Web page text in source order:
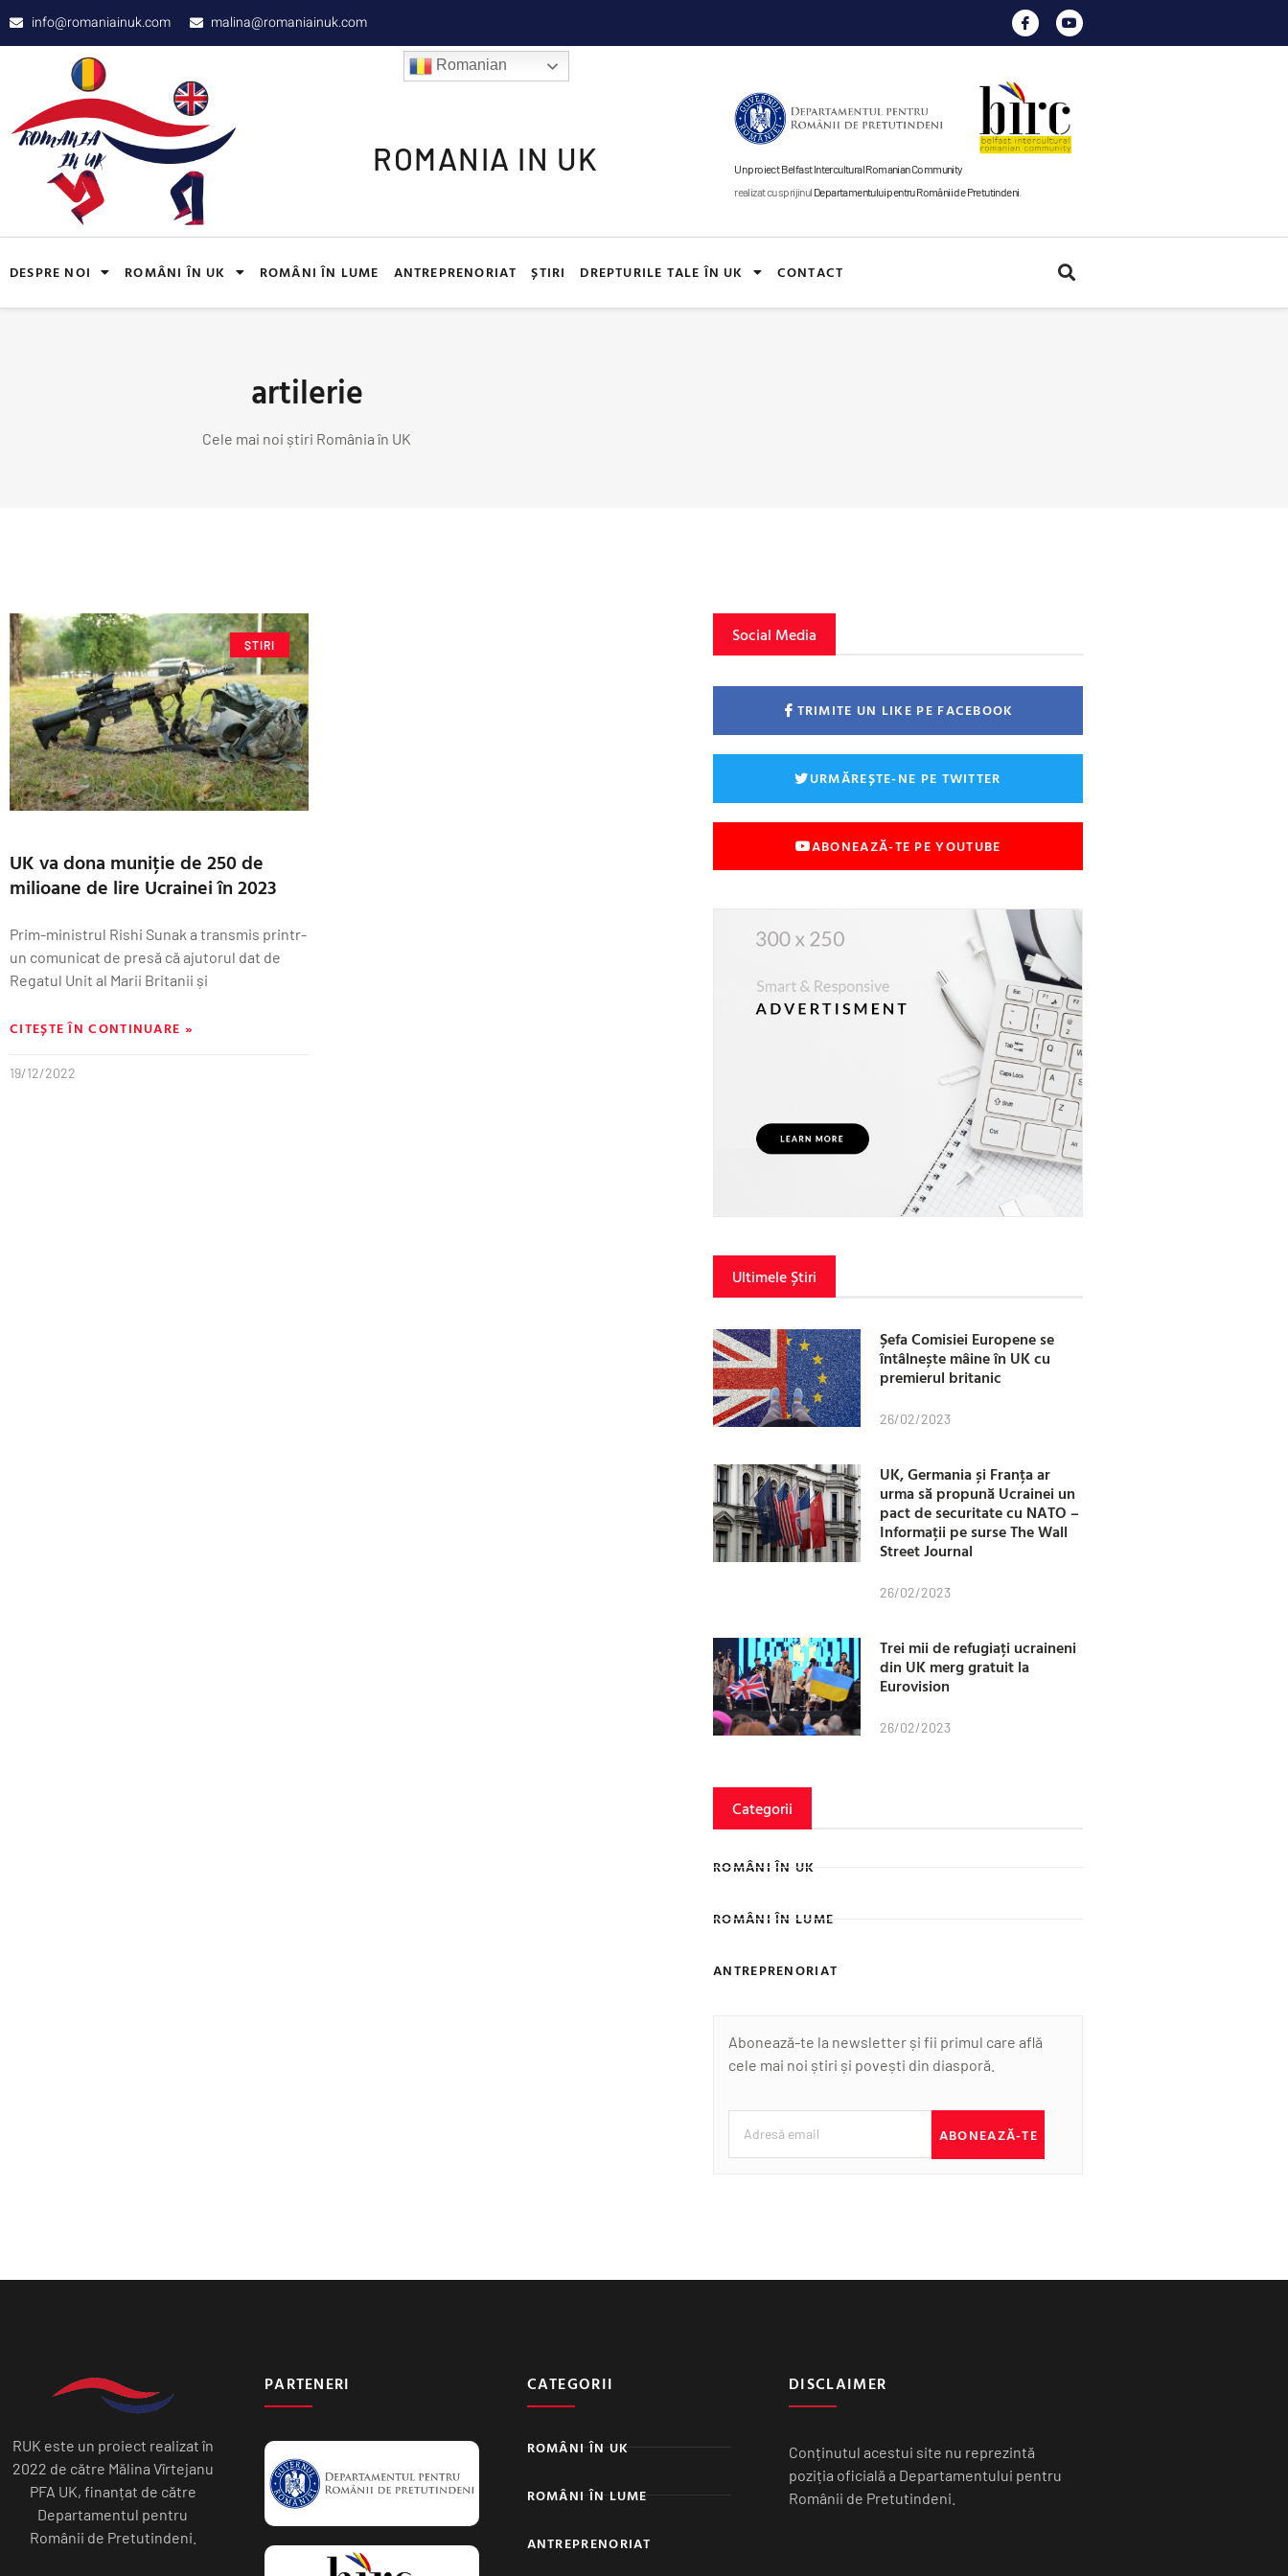
info@romaniainuk.com malina@romaniainuk.com
Romanian
ROMANIA IN UK
Un proiect Belfast Intercultural Romanian Community
realizat cu sprijinul Departamentului pentru Românii de Pretutindeni
DESPRE NOI ROMÂNI ÎN UK ROMÂNI ÎN LUME ANTREPRENORIAT ȘTIRI DREPTURILE TALE ÎN UK CONTACT
artilerie
Cele mai noi știri România în UK
ȘTIRI
UK va dona muniție de 250 de
milioane de lire Ucrainei în 2023
Prim-ministrul Rishi Sunak a transmis printr-
un comunicat de presă că ajutorul dat de
Regatul Unit al Marii Britanii și
CITEȘTE ÎN CONTINUARE »
19/12/2022
Social Media
TRIMITE UN LIKE PE FACEBOOK
URMĂREȘTE-NE PE TWITTER
ABONEAZĂ-TE PE YOUTUBE
Ultimele Știri
Șefa Comisiei Europene se
întâlnește mâine în UK cu
premierul britanic
26/02/2023
UK, Germania și Franța ar
urma să propună Ucrainei un
pact de securitate cu NATO –
Informații pe surse The Wall
Street Journal
26/02/2023
Trei mii de refugiați ucraineni
din UK merg gratuit la
Eurovision
26/02/2023
Categorii
ROMÂNI ÎN UK
ROMÂNI ÎN LUME
ANTREPRENORIAT
Abonează-te la newsletter și fii primul care află
cele mai noi știri și povești din diasporă.
ABONEAZĂ-TE
RUK este un proiect realizat în
2022 de către Mălina Vîrtejanu
PFA UK, finanțat de către
Departamentul pentru
Românii de Pretutindeni.
PARTENERI CATEGORII
ROMÂNI ÎN UK
ROMÂNI ÎN LUME
ANTREPRENORIAT
DISCLAIMER
Conținutul acestui site nu reprezintă
poziția oficială a Departamentului pentru
Românii de Pretutindeni.